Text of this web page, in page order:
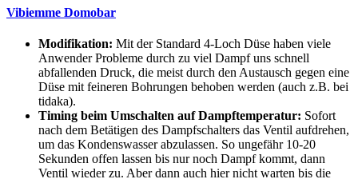
Vibiemme Domobar
Modifikation: Mit der Standard 4-Loch Düse haben viele
Anwender Probleme durch zu viel Dampf uns schnell
abfallenden Druck, die meist durch den Austausch gegen eine
Düse mit feineren Bohrungen behoben werden (auch z.B. bei
tidaka).
Timing beim Umschalten auf Dampftemperatur: Sofort
nach dem Betätigen des Dampfschalters das Ventil aufdrehen,
um das Kondenswasser abzulassen. So ungefähr 10-20
Sekunden offen lassen bis nur noch Dampf kommt, dann
Ventil wieder zu. Aber dann auch hier nicht warten bis die